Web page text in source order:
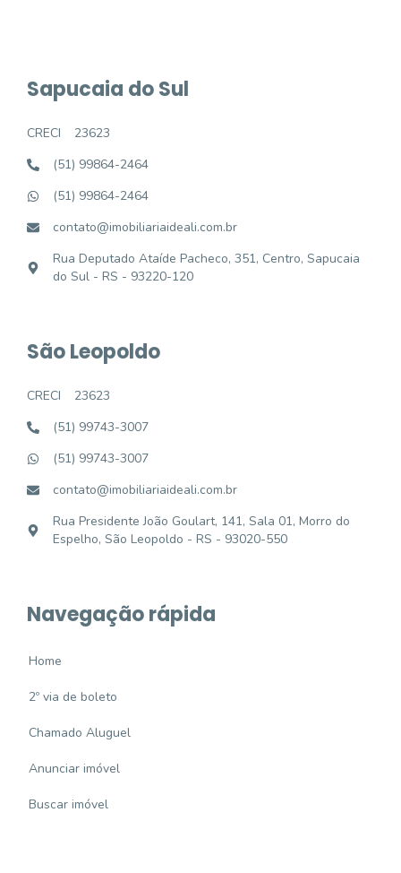
Sapucaia do Sul
CRECI
23623
(51) 99864-2464
(51) 99864-2464
contato@imobiliariaideali.com.br
Rua Deputado Ataíde Pacheco, 351, Centro, Sapucaia
do Sul - RS - 93220-120
São Leopoldo
CRECI
23623
(51) 99743-3007
(51) 99743-3007
contato@imobiliariaideali.com.br
Rua Presidente João Goulart, 141, Sala 01, Morro do
Espelho, São Leopoldo - RS - 93020-550
Navegação rápida
Home
2º via de boleto
Chamado Aluguel
Anunciar imóvel
Buscar imóvel